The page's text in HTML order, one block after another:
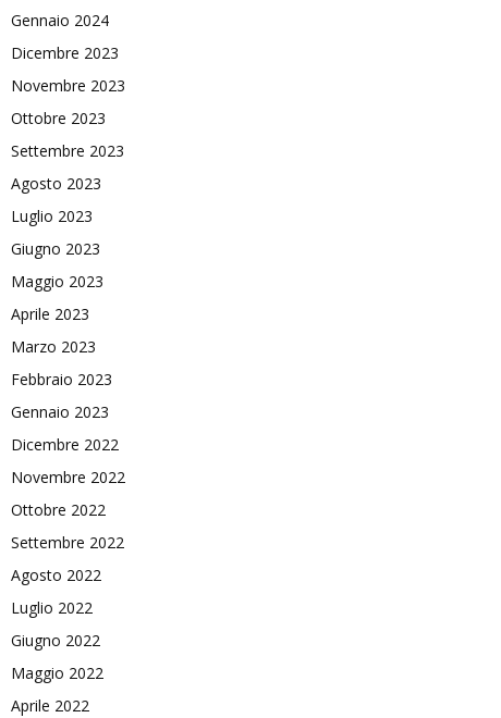
Gennaio 2024
Dicembre 2023
Novembre 2023
Ottobre 2023
Settembre 2023
Agosto 2023
Luglio 2023
Giugno 2023
Maggio 2023
Aprile 2023
Marzo 2023
Febbraio 2023
Gennaio 2023
Dicembre 2022
Novembre 2022
Ottobre 2022
Settembre 2022
Agosto 2022
Luglio 2022
Giugno 2022
Maggio 2022
Aprile 2022